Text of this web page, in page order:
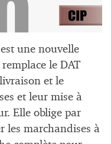
une nouvelle
le DAT
et le
et leur mise à
Elle oblige par
les marchandises à